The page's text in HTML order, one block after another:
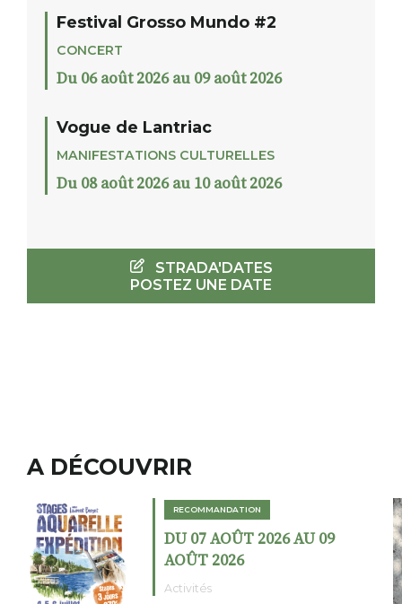
Festival Grosso Mundo #2
CONCERT
Du 06 août 2026 au 09 août 2026
Vogue de Lantriac
MANIFESTATIONS CULTURELLES
Du 08 août 2026 au 10 août 2026
STRADA'DATES
POSTEZ UNE DATE
A DÉCOUVRIR
RECOMMANDATION
DU 02 AOÛT 2026 AU 23
AOÛT 2026
Expositions